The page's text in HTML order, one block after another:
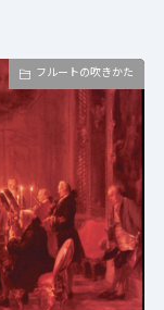
フルートの吹きかた